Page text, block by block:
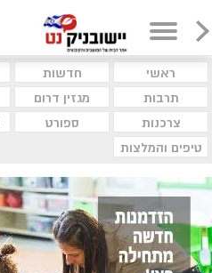
ראשי חדשות
תרבות
מגזין דרום
צרכנות
ספורט
טיפים והמלצות